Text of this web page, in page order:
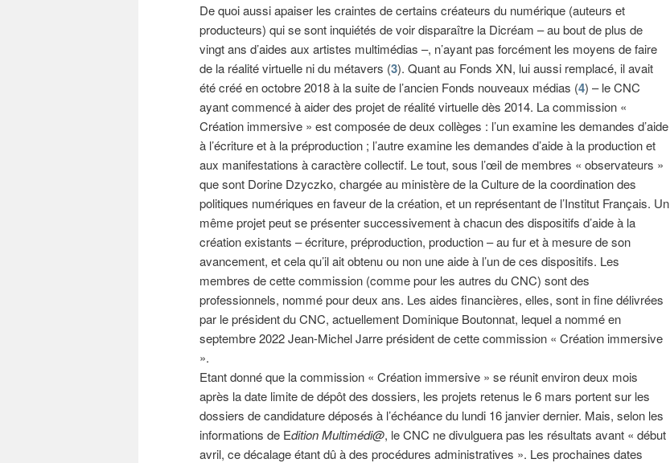
De quoi aussi apaiser les craintes de certains créateurs du numérique (auteurs et
producteurs) qui se sont inquiétés de voir disparaître la Dicréam – au bout de plus de
vingt ans d’aides aux artistes multimédias –, n’ayant pas forcément les moyens de faire
de la réalité virtuelle ni du métavers (3). Quant au Fonds XN, lui aussi remplacé, il avait
été créé en octobre 2018 à la suite de l’ancien Fonds nouveaux médias (4) – le CNC
ayant commencé à aider des projet de réalité virtuelle dès 2014. La commission «
Création immersive » est composée de deux collèges : l’un examine les demandes d’aide
à l’écriture et à la préproduction ; l’autre examine les demandes d’aide à la production et
aux manifestations à caractère collectif. Le tout, sous l’œil de membres « observateurs »
que sont Dorine Dzyczko, chargée au ministère de la Culture de la coordination des
politiques numériques en faveur de la création, et un représentant de l’Institut Français. Un
même projet peut se présenter successivement à chacun des dispositifs d’aide à la
création existants – écriture, préproduction, production – au fur et à mesure de son
avancement, et cela qu’il ait obtenu ou non une aide à l’un de ces dispositifs. Les
membres de cette commission (comme pour les autres du CNC) sont des
professionnels, nommé pour deux ans. Les aides financières, elles, sont in fine délivrées
par le président du CNC, actuellement Dominique Boutonnat, lequel a nommé en
septembre 2022 Jean-Michel Jarre président de cette commission « Création immersive
».
Etant donné que la commission « Création immersive » se réunit environ deux mois
après la date limite de dépôt des dossiers, les projets retenus le 6 mars portent sur les
dossiers de candidature déposés à l’échéance du lundi 16 janvier dernier. Mais, selon les
informations de Edition Multimédi@, le CNC ne divulguera pas les résultats avant « début
avril, ce décalage étant dû à des procédures administratives ». Les prochaines dates